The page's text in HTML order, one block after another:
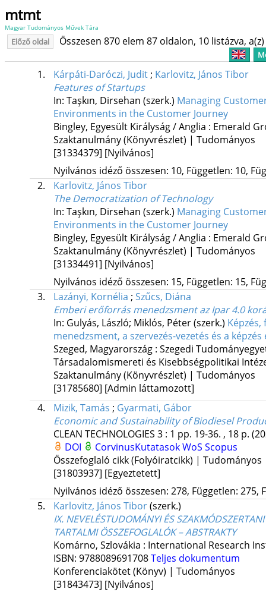
mtmt
Magyar Tudományos Művek Tára
Előző oldal Összesen 870 elem 87 oldalon, 10 listázva,
1. Kárpáti-Daróczi, Judit; Karlovitz, János Tibor
Features of Startups
In: Taşkın, Dirsehan (szerk.) Managing
Environments in the Customer Journey
Bingley, Egyesült Királyság / Anglia : Emerald
Szaktanulmány (Könyvrészlet) | Tudományos
[31334379] [Nyilvános]
Nyilvános idéző összesen: 10, Független: 10,
2.
Karlovitz, János Tibor
The Democratization of Technology
In: Taşkın, Dirsehan (szerk.) Managing
Environments in the Customer Journey
Bingley, Egyesült Királyság / Anglia : Emerald
Szaktanulmány (Könyvrészlet) | Tudományos
[31334491] [Nyilvános]
Nyilvános idéző összesen: 15, Független: 15,
3.
Lazányi, Kornélia ; Szűcs, Diána
Emberi erőforrás menedzsment az Ipar 4.0
In: Gulyás, László; Miklós, Péter (szerk.)
menedzsment, a szervezés-vezetés és a
Szeged, Magyarország : Szegedi
Társadalomismereti és Kisebbségpolitikai
Szaktanulmány (Könyvrészlet) | Tudományos
[31785680] [Admin láttamozott]
4.
Mizik, Tamás ; Gyarmati, Gábor
Economic and Sustainability of Biodiesel
CLEAN TECHNOLOGIES 3: 1 pp. 19-36. , 18 p.
DOI
CorvinusKutatasokWoS Scopus
Összefoglaló cikk (Folyóiratcikk) | Tudományos
[31803937] [Egyeztetett]
Nyilvános idéző összesen: 278, Független: 275,
5.
Karlovitz, János Tibor(szerk.)
IX. NEVELÉSTUDOMÁNYI ÉS
TARTALMI ÖSSZEFOGLALÓK – ABSTRAKTY
Komárno, Szlovákia : International Research
ISBN: 9788089691708Teljes dokumentum
Konferenciakötet (Könyv) | Tudományos
[31843473] [Nyilvános]